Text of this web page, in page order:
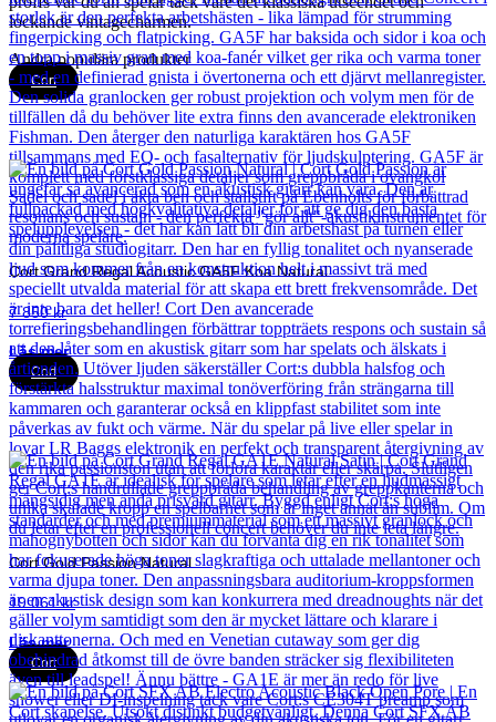
lockande vintagecharmen.
Andra populära produkter
Cort
Cort Grand Regal Acoustic GA5F Koa Natural
7 850kr
Läs mer
Cort
Cort Gold Passion Natural
19 061kr
Läs mer
Cort